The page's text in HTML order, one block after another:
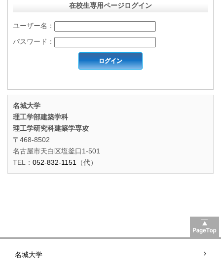
在校生専用ページログイン
ユーザー名：
パスワード：
名城大学
理工学部建築学科
理工学研究科建築学専攻
〒468-8502
名古屋市天白区塩釜口1-501
TEL： 052-832-1151 （代）
名城大学